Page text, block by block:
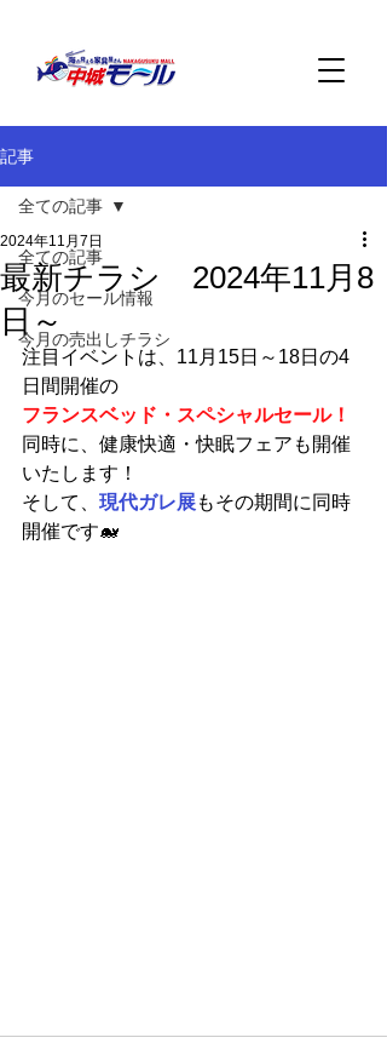
記事
全ての記事
今月のセール情報
今月の売出しチラシ
全ての記事
最新チラシ 2024年11月8
日～
2024年11月7日
注目イベントは、11月15日～18日の4
日間開催の
フランスベッド・スペシャルセール！
同時に、健康快適・快眠フェアも開催
いたします！
そして、 現代ガレ展もその期間に同時
開催です🐋